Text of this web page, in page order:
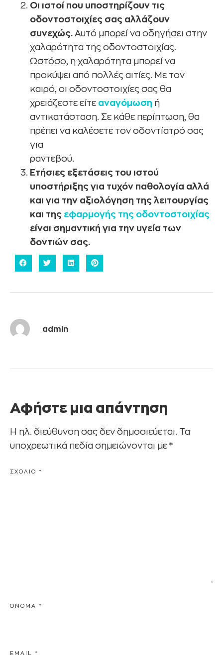
Οι ιστοί που υποστηρίζουν τις
οδοντοστοιχίες σας αλλάζουν
συνεχώς. Αυτό μπορεί να οδηγήσει στην
χαλαρότητα της οδοντοστοιχίας.
Ωστόσο, η χαλαρότητα μπορεί να
προκύψει από πολλές αιτίες. Με τον
καιρό, οι οδοντοστοιχίες σας θα
χρειάζεστε είτε αναγόμωση ή
αντικατάσταση. Σε κάθε περίπτωση, θα
πρέπει να καλέσετε τον οδοντίατρό σας
για
ραντεβού.
Ετήσιες εξετάσεις του ιστού
υποστήριξης για τυχόν παθολογία αλλά
και για την αξιολόγηση της λειτουργίας
και της εφαρμογής της οδοντοστοιχίας
είναι σημαντική για την υγεία των
δοντιών σας.
admin
Αφήστε μια απάντηση
Η ηλ. διεύθυνση σας δεν δημοσιεύεται. Τα
υποχρεωτικά πεδία σημειώνονται με *
ΣΧΌΛΙΟ *
ΌΝΟΜΑ *
EMAIL *